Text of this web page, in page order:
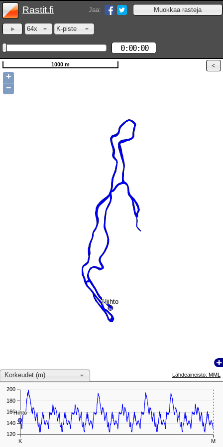
Hiihto
Hiihto
Rastit.fi Jaa:
64x K-piste
0:00:00
1000 m
+
−
Lähdeaineisto: MML
Korkeudet (m)
K M
120
140
160
180
200
Hiihto
Hiihto